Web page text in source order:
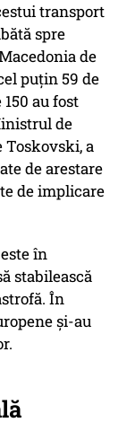
transport
spre
de
puțin 59 de
au fost
de
Toskovski, a
de arestare
de implicare
în
stabilească
În
și-au